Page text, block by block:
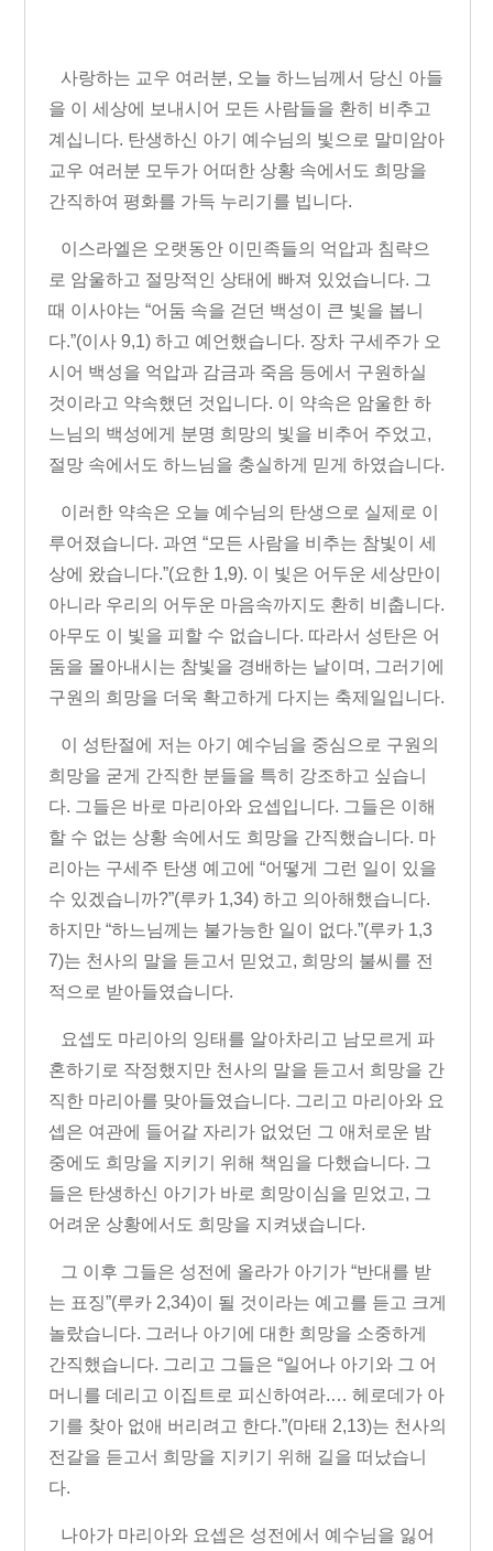
사랑하는 교우 여러분, 오늘 하느님께서 당신 아들
을 이 세상에 보내시어 모든 사람들을 환히 비추고
계십니다. 탄생하신 아기 예수님의 빛으로 말미암아
교우 여러분 모두가 어떠한 상황 속에서도 희망을
간직하여 평화를 가득 누리기를 빕니다.
이스라엘은 오랫동안 이민족들의 억압과 침략으
로 암울하고 절망적인 상태에 빠져 있었습니다. 그
때 이사야는 “어둠 속을 걷던 백성이 큰 빛을 봅니
다.”(이사 9,1) 하고 예언했습니다. 장차 구세주가 오
시어 백성을 억압과 감금과 죽음 등에서 구원하실
것이라고 약속했던 것입니다. 이 약속은 암울한 하
느님의 백성에게 분명 희망의 빛을 비추어 주었고,
절망 속에서도 하느님을 충실하게 믿게 하였습니다.
이러한 약속은 오늘 예수님의 탄생으로 실제로 이
루어졌습니다. 과연 “모든 사람을 비추는 참빛이 세
상에 왔습니다.”(요한 1,9). 이 빛은 어두운 세상만이
아니라 우리의 어두운 마음속까지도 환히 비춥니다.
아무도 이 빛을 피할 수 없습니다. 따라서 성탄은 어
둠을 몰아내시는 참빛을 경배하는 날이며 , 그러기에
구원의 희망을 더욱 확고하게 다지는 축제일입니다.
이 성탄절에 저는 아기 예수님을 중심으로 구원의
희망을 굳게 간직한 분들을 특히 강조하고 싶습니
다. 그들은 바로 마리아와 요셉입니다. 그들은 이해
할 수 없는 상황 속에서도 희망을 간직했습니다. 마
리아는 구세주 탄생 예고에 “어떻게 그런 일이 있을
수 있겠습니까?”(루카 1,34) 하고 의아해했습니다.
하지만 “하느님께는 불가능한 일이 없다.”(루카 1,3
7)는 천사의 말을 듣고서 믿었고, 희망의 불씨를 전
적으로 받아들였습니다.
요셉도 마리아의 잉태를 알아차리고 남모르게 파
혼하기로 작정했지만 천사의 말을 듣고서 희망을 간
직한 마리아를 맞아들였습니다. 그리고 마리아와 요
셉은 여관에 들어갈 자리가 없었던 그 애처로운 밤
중에도 희망을 지키기 위해 책임을 다했습니다. 그
들은 탄생하신 아기가 바로 희망이심을 믿었고, 그
어려운 상황에서도 희망을 지켜냈습니다.
그 이후 그들은 성전에 올라가 아기가 “반대를 받
는 표징”(루카 2,34)이 될 것이라는 예고를 듣고 크게
놀랐습니다. 그러나 아기에 대한 희망을 소중하게
간직했습니다. 그리고 그들은 “일어나 아기와 그 어
머니를 데리고 이집트로 피신하여라.… 헤로데가 아
기를 찾아 없애 버리려고 한다.”(마태 2,13)는 천사의
전갈을 듣고서 희망을 지키기 위해 길을 떠났습니
다.
나아가 마리아와 요셉은 성전에서 예수님을 잃어